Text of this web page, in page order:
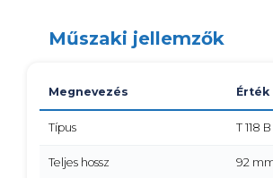
Műszaki jellemzők
Megnevezés Érték
Típus T 118 B
Teljes hossz 92